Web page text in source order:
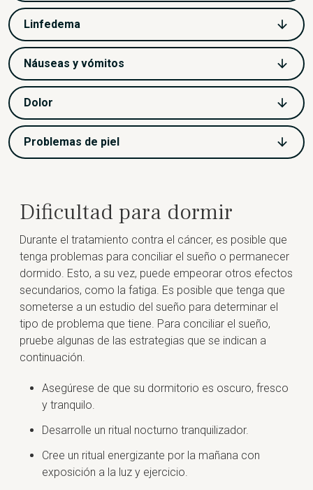
Linfedema
Náuseas y vómitos
Dolor
Problemas de piel
Dificultad para dormir
Durante el tratamiento contra el cáncer, es posible que
tenga problemas para conciliar el sueño o permanecer
dormido. Esto, a su vez, puede empeorar otros efectos
secundarios, como la fatiga. Es posible que tenga que
someterse a un estudio del sueño para determinar el
tipo de problema que tiene. Para conciliar el sueño,
pruebe algunas de las estrategias que se indican a
continuación.
Asegúrese de que su dormitorio es oscuro, fresco
y tranquilo.
Desarrolle un ritual nocturno tranquilizador.
Cree un ritual energizante por la mañana con
exposición a la luz y ejercicio.